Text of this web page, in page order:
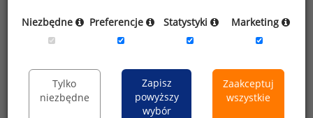
staż pracy 25% zarabiało mniej niż mediana 25% zarabiało więcej niż
4 832
Niezbędne Preferencje Statystyki Marketing
Tylko
niezbędne
Zapisz
powyższy
wybór
Zaakceptuj
wszystkie